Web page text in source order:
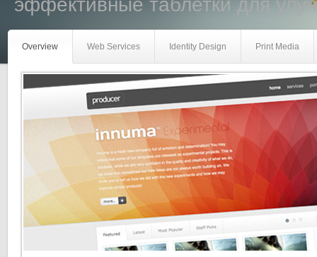
эффективные таблетки для
Overview Web Services Identity Design Print Media